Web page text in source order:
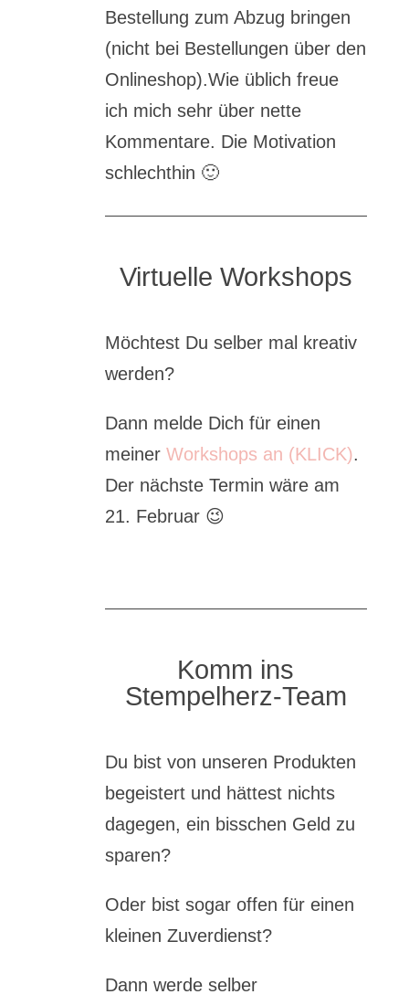
Bestellung zum Abzug bringen
(nicht bei Bestellungen über den
Onlineshop).Wie üblich freue
ich mich sehr über nette
Kommentare. Die Motivation
schlechthin 🙂
Virtuelle Workshops
Möchtest Du selber mal kreativ
werden?
Dann melde Dich für einen
meiner Workshops an (KLICK).
Der nächste Termin wäre am
21. Februar 😉
Komm ins
Stempelherz-Team
Du bist von unseren Produkten
begeistert und hättest nichts
dagegen, ein bisschen Geld zu
sparen?
Oder bist sogar offen für einen
kleinen Zuverdienst?
Dann werde selber